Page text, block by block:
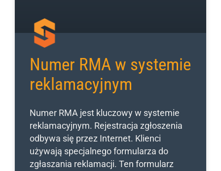
Numer RMA w systemie
reklamacyjnym
Numer RMA jest kluczowy w systemie
reklamacyjnym. Rejestracja zgłoszenia
odbywa się przez Internet. Klienci
używają specjalnego formularza do
zgłaszania reklamacji. Ten formularz